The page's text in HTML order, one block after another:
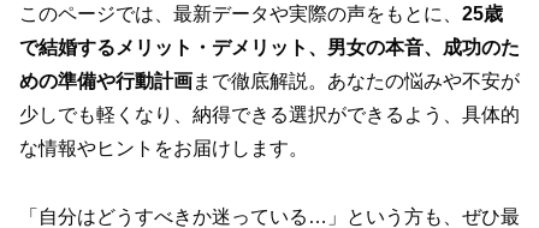
このページでは、最新データや実際の声をもとに、 25歳
で結婚するメリット・デメリット、男女の本音、成功のた
めの準備や行動計画まで徹底解説。あなたの悩みや不安が
少しでも軽くなり、納得できる選択ができるよう、具体的
な情報やヒントをお届けします。
「自分はどうすべきか迷っている…」という方も、ぜひ最